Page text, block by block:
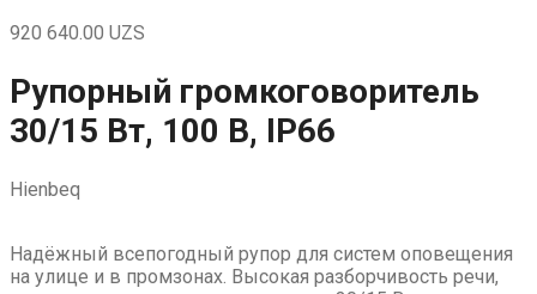
920 640.00 UZS
Рупорный громкоговоритель
30/15 Вт, 100 В, IP66
Hienbeq
Надёжный всепогодный рупор для систем оповещения
на улице и в промзонах. Высокая разборчивость речи,